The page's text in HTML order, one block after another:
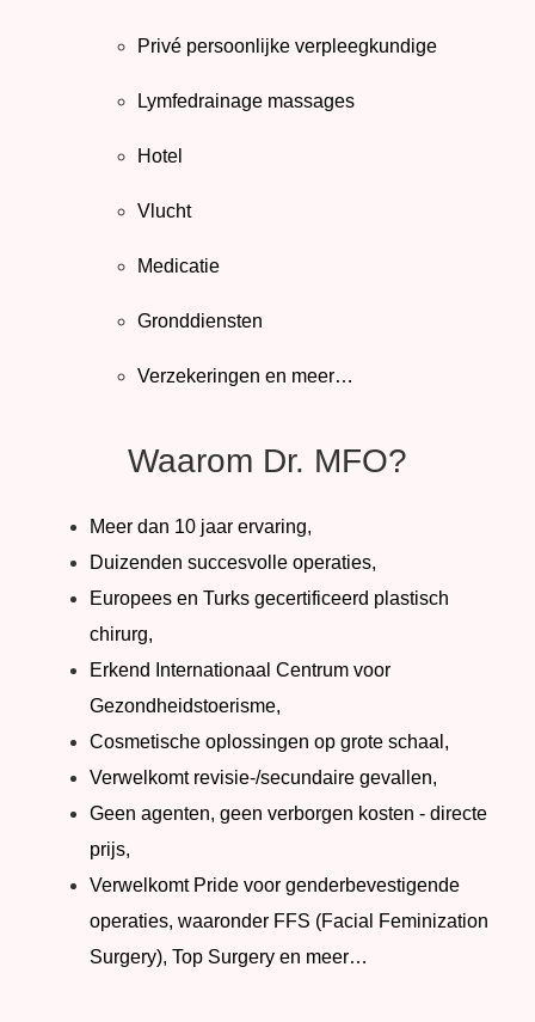
Privé persoonlijke verpleegkundige
Lymfedrainage massages
Hotel
Vlucht
Medicatie
Gronddiensten
Verzekeringen en meer…
Waarom Dr. MFO?
Meer dan 10 jaar ervaring,
Duizenden succesvolle operaties,
Europees en Turks gecertificeerd plastisch
chirurg,
Erkend Internationaal Centrum voor
Gezondheidstoerisme,
Cosmetische oplossingen op grote schaal,
Verwelkomt revisie-/secundaire gevallen,
Geen agenten, geen verborgen kosten - directe
prijs,
Verwelkomt Pride voor genderbevestigende
operaties, waaronder FFS (Facial Feminization
Surgery), Top Surgery en meer…